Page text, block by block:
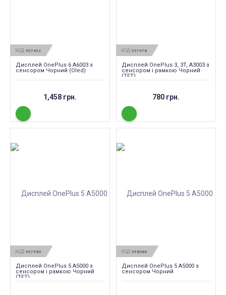
КОД: 557452
Дисплей OnePlus 6 A6003 з
сенсором Чорний (Oled)
1,458 грн.
КОД: 557978
Дисплей OnePlus 3, 3T, A3003 з
сенсором і рамкою Чорний
(TFT)
780 грн.
КОД: 557980
Дисплей OnePlus 5 A5000 з
сенсором і рамкою Чорний
(TFT)
КОД: 558086
Дисплей OnePlus 5 A5000 з
сенсором Чорний